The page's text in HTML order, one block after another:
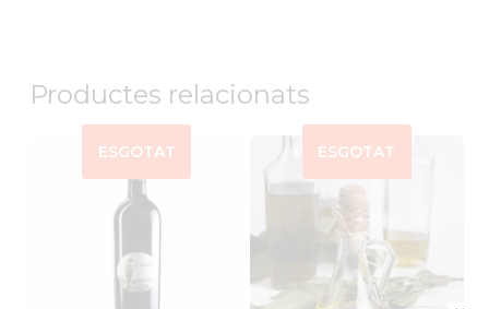
Productes relacionats
ESGOTAT ESGOTAT